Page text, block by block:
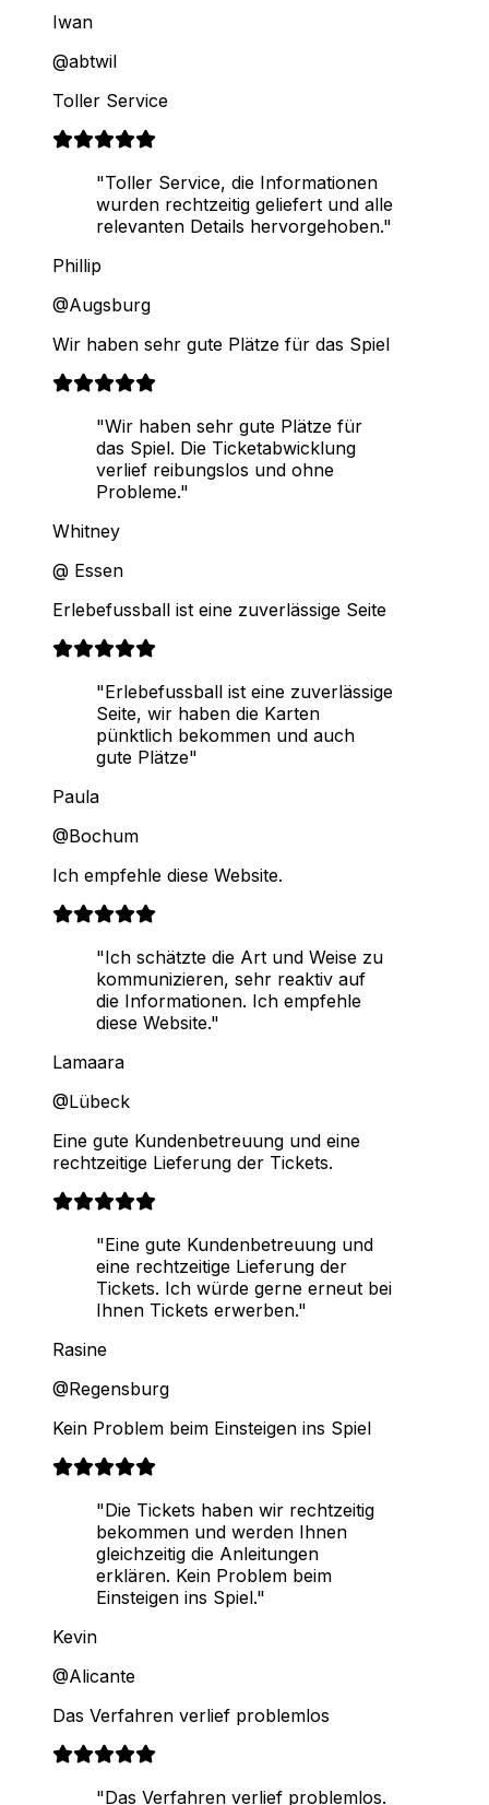
Iwan
@abtwil
Toller Service
"Toller Service, die Informationen
wurden rechtzeitig geliefert und alle
relevanten Details hervorgehoben."
Phillip
@Augsburg
Wir haben sehr gute Plätze für das Spiel
"Wir haben sehr gute Plätze für
das Spiel. Die Ticketabwicklung
verlief reibungslos und ohne
Probleme."
Whitney
@ Essen
Erlebefussball ist eine zuverlässige Seite
"Erlebefussball ist eine zuverlässige
Seite, wir haben die Karten
pünktlich bekommen und auch
gute Plätze"
Paula
@Bochum
Ich empfehle diese Website.
"Ich schätzte die Art und Weise zu
kommunizieren, sehr reaktiv auf
die Informationen. Ich empfehle
diese Website."
Lamaara
@Lübeck
Eine gute Kundenbetreuung und eine
rechtzeitige Lieferung der Tickets.
"Eine gute Kundenbetreuung und
eine rechtzeitige Lieferung der
Tickets. Ich würde gerne erneut bei
Ihnen Tickets erwerben."
Rasine
@Regensburg
Kein Problem beim Einsteigen ins Spiel
"Die Tickets haben wir rechtzeitig
bekommen und werden Ihnen
gleichzeitig die Anleitungen
erklären. Kein Problem beim
Einsteigen ins Spiel."
Kevin
@Alicante
Das Verfahren verlief problemlos
"Das Verfahren verlief problemlos.